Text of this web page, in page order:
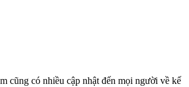
cũng có nhiều cập nhật đến mọi người về kế